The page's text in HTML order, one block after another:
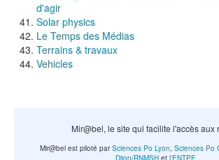
d'agir
Solar physics
Le Temps des Médias
Terrains & travaux
Vehicles
Mir@bel, le site qui facilite l'accès aux
Mir@bel est piloté parSciences Po Lyon Sciences Po
Dijon/RNMSH et l'ENTPE